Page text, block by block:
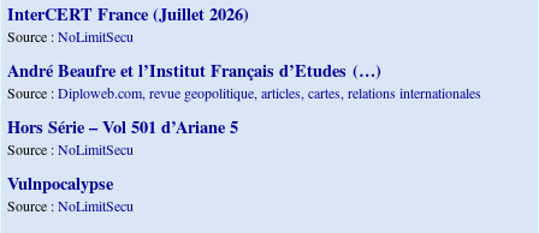
InterCERT France (Juillet 2026)
Source :NoLimitSecu
André Beaufre et l’Institut Français d’Etudes (…)
Source :Diploweb.com, revue geopolitique, articles, cartes, relations internationales
Hors Série – Vol 501 d’Ariane 5
Source :NoLimitSecu
Vulnpocalypse
Source :NoLimitSecu